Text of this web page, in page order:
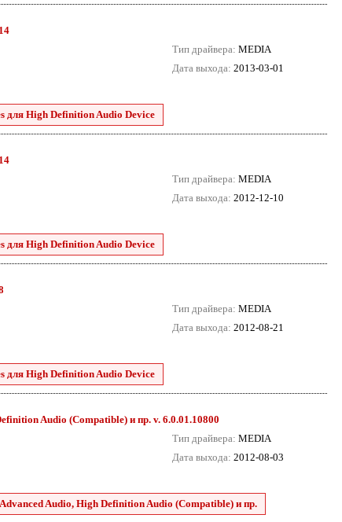
Тип драйвера: MEDIA
Дата выхода: 2013-03-01
для High Definition Audio Device
Тип драйвера: MEDIA
Дата выхода: 2012-12-10
для High Definition Audio Device
Тип драйвера: MEDIA
Дата выхода: 2012-08-21
для High Definition Audio Device
Audio (Compatible) и пр. v. 6.0.01.10800
Тип драйвера: MEDIA
Дата выхода: 2012-08-03
Audio, High Definition Audio (Compatible) и пр.